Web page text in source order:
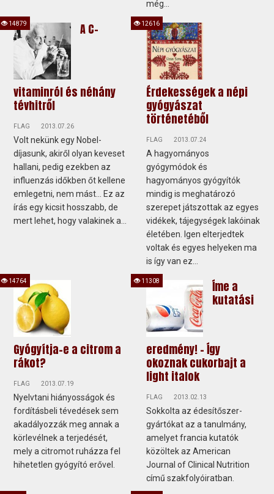
még...
A C-
vitaminról és néhány
tévhitről
FLAG 2013.07.26
Volt nekünk egy Nobel-
díjasunk, akiről olyan keveset
hallani, pedig ezekben az
influenzás időkben őt kellene
emlegetni, nem mást... Ez az
írás egy kicsit hosszabb, de
mert lehet, hogy valakinek a...
14879
Érdekességek a népi
gyógyászat
történetéből
FLAG 2013.07.24
A hagyományos
gyógymódok és
hagyományos gyógyítók
mindig is meghatározó
szerepet játszottak az egyes
vidékek, tájegységek lakóinak
életében. Igen elterjedtek
voltak és egyes helyeken ma
is így van ez...
12616
Gyógyítja-e a citrom a
rákot?
FLAG 2013.07.19
Nyelvtani hiányosságok és
fordításbeli tévedések sem
akadályozzák meg annak a
körlevélnek a terjedését,
mely a citromot ruházza fel
hihetetlen gyógyító erővel.
14764
Íme a
kutatási
eredmény! - Így
okoznak cukorbajt a
light italok
FLAG 2013.02.13
Sokkolta az édesítőszer-
gyártókat az a tanulmány,
amelyet francia kutatók
közöltek az American
Journal of Clinical Nutrition
című szakfolyóiratban.
11308